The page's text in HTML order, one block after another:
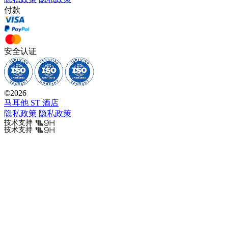
付款
安全认证
©2026
马耳他 ST 酒店
隐私政策 隐私政策
技术支持
技术支持